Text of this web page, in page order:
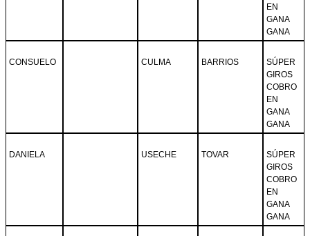
EN
GANA
GANA
CONSUELO CULMA BARRIOS
SÚPER
GIROS
COBRO
EN
GANA
GANA
DANIELA USECHE TOVAR
SÚPER
GIROS
COBRO
EN
GANA
GANA